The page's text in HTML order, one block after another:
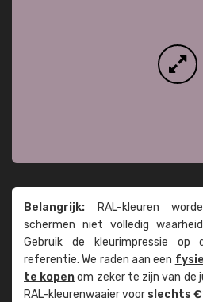
Belangrijk: RAL-kleuren
schermen niet volledig
Gebruik de kleur­impressie op
referentie. We raden aan een
te kopenom zeker te zijn van de
RAL-kleuren­waaier voor slechts